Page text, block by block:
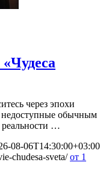
через эпохи
недоступные обычным
реальности …
08-06T14:30:00+03:00
chudesa-sveta/ от 1